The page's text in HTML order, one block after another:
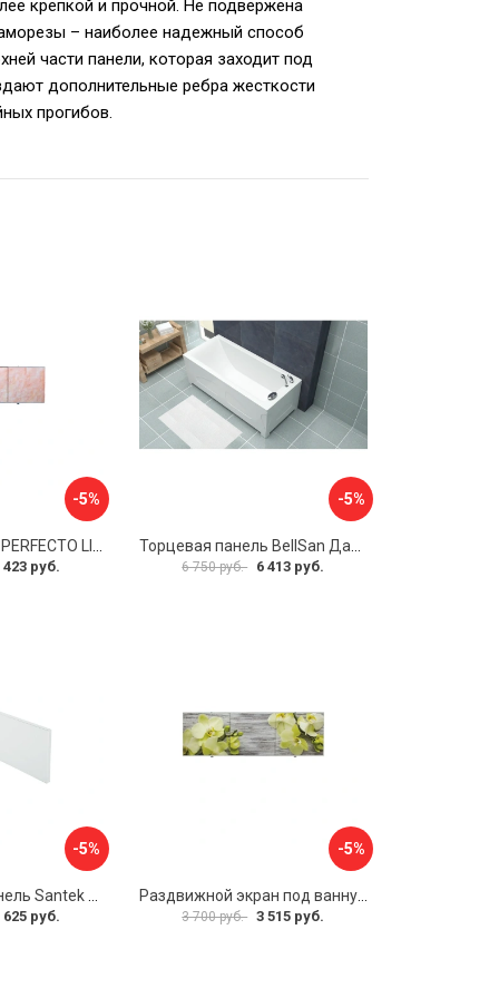
крепкой и прочной. Не подвержена
– наиболее надежный способ
части панели, которая заходит под
дополнительные ребра жесткости
прогибов.
-5%
423 руб.
-5%
6 750 руб. 6 413 руб.
-5%
Фронтальная панель Santek 1.WH30.2.498 00000067322
625 руб.
-5%
Раздвижной экран под ванну PERFECTO LINEA 36-031509
3 700 руб. 3 515 руб.